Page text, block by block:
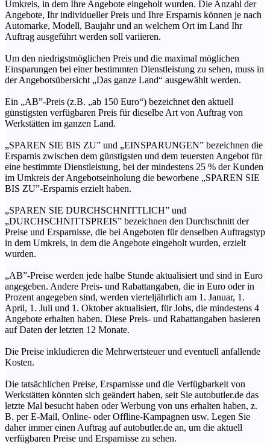
Umkreis, in dem Ihre Angebote eingeholt wurden. Die Anzahl der
Angebote, Ihr individueller Preis und Ihre Ersparnis können je nach
Automarke, Modell, Baujahr und an welchem Ort im Land Ihr
Auftrag ausgeführt werden soll variieren.
Um den niedrigstmöglichen Preis und die maximal möglichen
Einsparungen bei einer bestimmten Dienstleistung zu sehen, muss in
der Angebotsübersicht „Das ganze Land“ ausgewählt werden.
Ein „AB”-Preis (z.B. „ab 150 Euro“) bezeichnet den aktuell
günstigsten verfügbaren Preis für dieselbe Art von Auftrag von
Werkstätten im ganzen Land.
„SPAREN SIE BIS ZU” und „EINSPARUNGEN” bezeichnen die
Ersparnis zwischen dem günstigsten und dem teuersten Angebot für
eine bestimmte Dienstleistung, bei der mindestens 25 % der Kunden
im Umkreis der Angebotseinholung die beworbene „SPAREN SIE
BIS ZU”-Ersparnis erzielt haben.
„SPAREN SIE DURCHSCHNITTLICH” und
„DURCHSCHNITTSPREIS” bezeichnen den Durchschnitt der
Preise und Ersparnisse, die bei Angeboten für denselben Auftragstyp
in dem Umkreis, in dem die Angebote eingeholt wurden, erzielt
wurden.
„AB”-Preise werden jede halbe Stunde aktualisiert und sind in Euro
angegeben. Andere Preis- und Rabattangaben, die in Euro oder in
Prozent angegeben sind, werden vierteljährlich am 1. Januar, 1.
April, 1. Juli und 1. Oktober aktualisiert, für Jobs, die mindestens 4
Angebote erhalten haben. Diese Preis- und Rabattangaben basieren
auf Daten der letzten 12 Monate.
Die Preise inkludieren die Mehrwertsteuer und eventuell anfallende
Kosten.
Die tatsächlichen Preise, Ersparnisse und die Verfügbarkeit von
Werkstätten könnten sich geändert haben, seit Sie autobutler.de das
letzte Mal besucht haben oder Werbung von uns erhalten haben, z.
B. per E-Mail, Online- oder Offline-Kampagnen usw. Legen Sie
daher immer einen Auftrag auf autobutler.de an, um die aktuell
verfügbaren Preise und Ersparnisse zu sehen.